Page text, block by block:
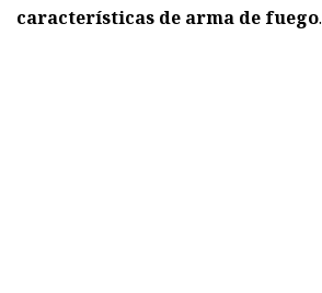
características de arma de fuego.